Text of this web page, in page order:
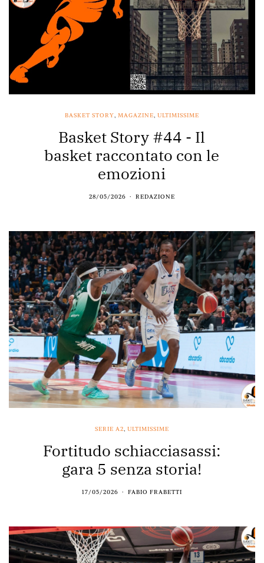
BASKET STORY, MAGAZINE, ULTIMISSIME
Basket Story #44 - Il
basket raccontato con le
emozioni
28/05/2026 REDAZIONE
SERIE A2, ULTIMISSIME
Fortitudo schiacciasassi:
gara 5 senza storia!
17/05/2026 FABIO FRABETTI